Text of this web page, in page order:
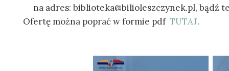
na adres: biblioteka@bilioleszczynek.pl, bądź
Ofertę można poprać w formie pdf TUTAJ.